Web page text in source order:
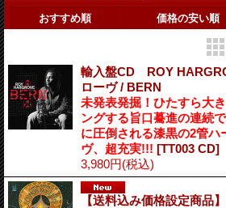
おすすめ順 価格の安い順
輸入盤CD ROY
ローヴ / BERN
未発表発掘！ひたすら大
ングする旨口驀進の連続
に圧倒される漆黒の2管ハ
ヴ、超充実!!! [TT003 CD]
3,980円(税込)
【送料込み価格設定商品